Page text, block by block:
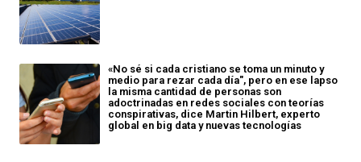
«No sé si cada cristiano se toma un minuto y
medio para rezar cada día", pero en ese lapso
la misma cantidad de personas son
adoctrinadas en redes sociales con teorías
conspirativas, dice Martin Hilbert, experto
global en big data y nuevas tecnologías